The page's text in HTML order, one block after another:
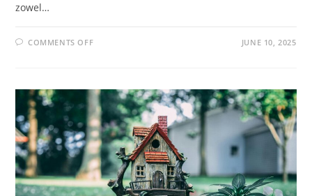
zowel…
COMMENTS OFF JUNE 10, 2025